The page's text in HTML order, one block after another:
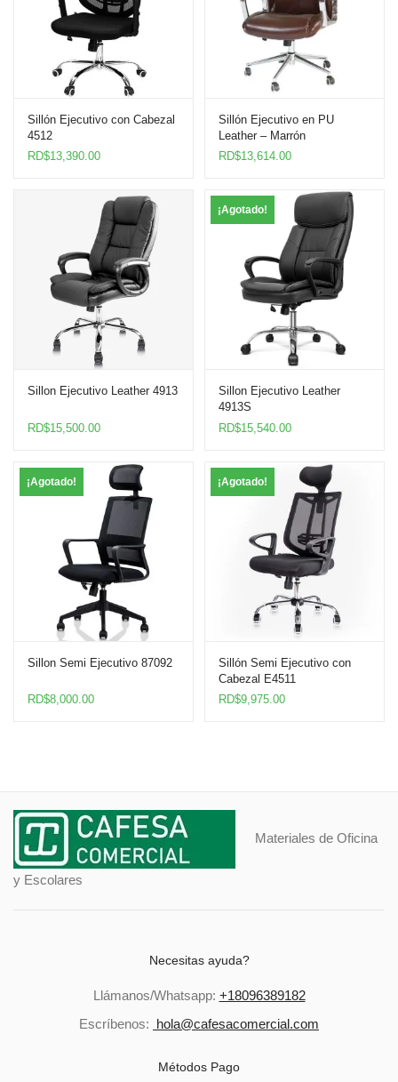
Sillón Ejecutivo con Cabezal
4512
RD$13,390.00
Sillón Ejecutivo en PU
Leather – Marrón
RD$13,614.00
Sillon Ejecutivo Leather 4913
RD$15,500.00
¡Agotado!
Sillon Ejecutivo Leather
4913S
RD$15,540.00
¡Agotado!
Sillon Semi Ejecutivo 87092
RD$8,000.00
¡Agotado!
Sillón Semi Ejecutivo con
Cabezal E4511
RD$9,975.00
Materiales de Oficina
y Escolares
Necesitas ayuda?
Llámanos/Whatsapp: +18096389182
Escríbenos: hola@cafesacomercial.com
Métodos Pago